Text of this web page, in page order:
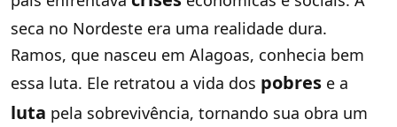
seca no Nordeste era uma realidade dura.
Ramos, que nasceu em Alagoas, conhecia bem
essa luta. Ele retratou a vida dos pobres e a
luta pela sobrevivência, tornando sua obra um